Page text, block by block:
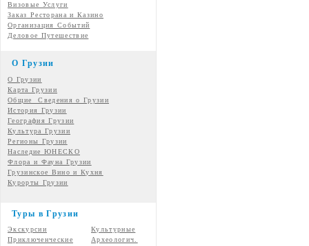
Визовые Услуги
Заказ Ресторана и Казино
Организация Событий
Деловое Путешествие
О Грузии
О Грузии
Карта Грузии
Общие Сведения о Грузии
История Грузии
География Грузии
Культура Грузии
Регионы Грузии
Наследие ЮНЕСКО
Флора и Фауна Грузии
Грузинское Вино и Кухня
Курорты Грузии
Туры в Грузии
Экскурсии
Культурные
Приключенческие
Археологич.